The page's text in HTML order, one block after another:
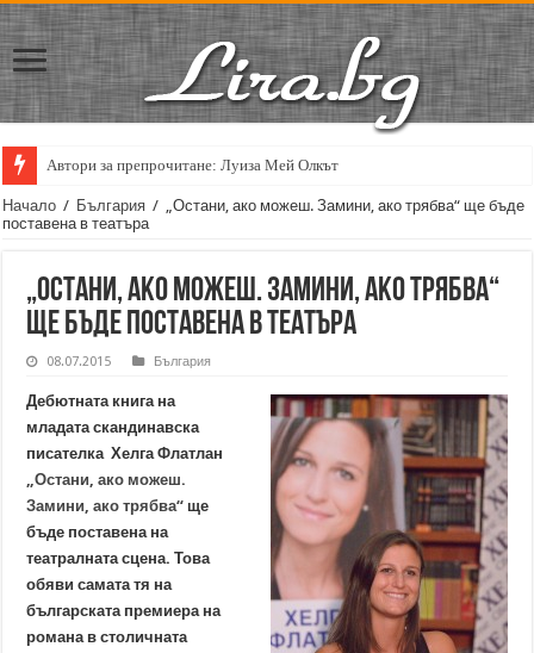
Автори за препрочитане: Луиза Мей Олкът
Начало / България / „Остани, ако можеш. Замини, ако трябва“ ще бъде
поставена в театъра
„Остани, ако можеш. Замини, ако трябва“
ще бъде поставена в театъра
08.07.2015 България
Дебютната книга на
младата скандинавска
писателка Хелга Флатлан
„Остани, ако можеш.
Замини, ако трябва“ ще
бъде поставена на
театралната сцена. Това
обяви самата тя на
българската премиера на
романа в столичната